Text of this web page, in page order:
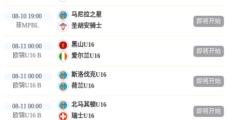
08-10 19:00
菲MPBL
马尼拉之星
圣胡安骑士
即将开始
08-11 00:00
欧锦U16 B
黑山U16
爱尔兰U16
即将开始
08-11 00:00
欧锦U16 B
斯洛伐克U16
荷兰U16
即将开始
08-11 00:00
欧锦U16 B
北马其顿U16
瑞士U16
即将开始